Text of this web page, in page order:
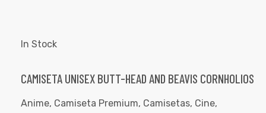
In Stock
CAMISETA UNISEX BUTT-HEAD AND BEAVIS CORNHOLIOS
Anime, Camiseta Premium, Camisetas, Cine,